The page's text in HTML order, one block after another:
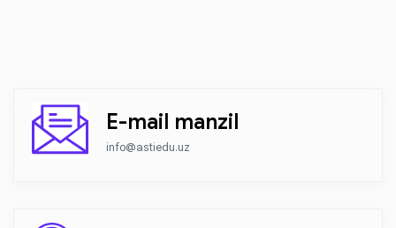
E-mail manzil
info@astiedu.uz